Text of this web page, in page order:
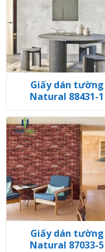
Giấy dán tường
Natural 88431-1
Giấy dán tường
Natural 87033-5